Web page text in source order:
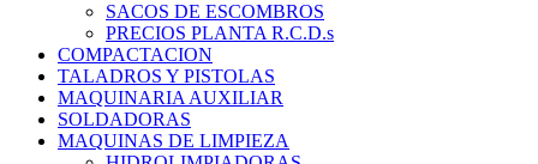
SACOS DE ESCOMBROS
PRECIOS PLANTA R.C.D.s
COMPACTACION
TALADROS Y PISTOLAS
MAQUINARIA AUXILIAR
SOLDADORAS
MAQUINAS DE LIMPIEZA